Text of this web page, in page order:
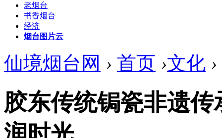
老烟台
书香烟台
经济
烟台图片云
仙境烟台网 › 首页 ›文化 ›
胶东传统锔瓷非遗